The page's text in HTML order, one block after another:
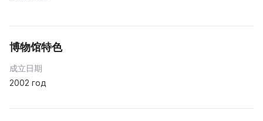
博物馆特色
成立日期
2002 год